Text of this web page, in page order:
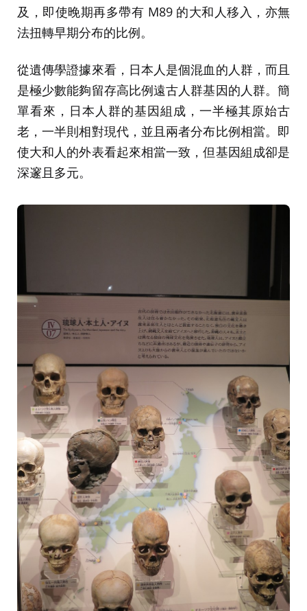
及，即使晚期再多帶有 M89 的大和人移入，亦無
法扭轉早期分布的比例。
從遺傳學證據來看，日本人是個混血的人群，而且
是極少數能夠留存高比例遠古人群基因的人群。簡
單看來，日本人群的基因組成，一半極其原始古
老，一半則相對現代，並且兩者分布比例相當。即
使大和人的外表看起來相當一致，但基因組成卻是
深邃且多元。